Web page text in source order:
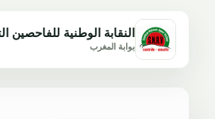
النقابة الوطنية للفاحصين
بوابة المغرب